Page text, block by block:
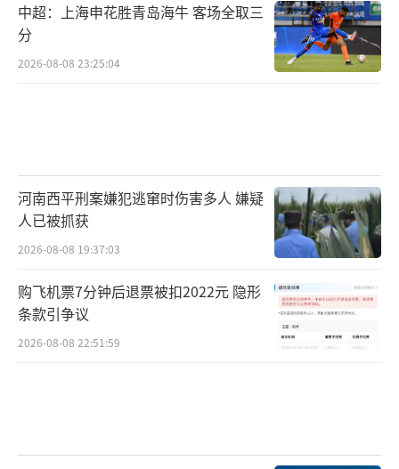
中超：上海申花胜青岛海牛 客场全取三
分
2026-08-08 23:25:04
河南西平刑案嫌犯逃窜时伤害多人 嫌疑
人已被抓获
2026-08-08 19:37:03
购飞机票7分钟后退票被扣2022元 隐形
条款引争议
2026-08-08 22:51:59